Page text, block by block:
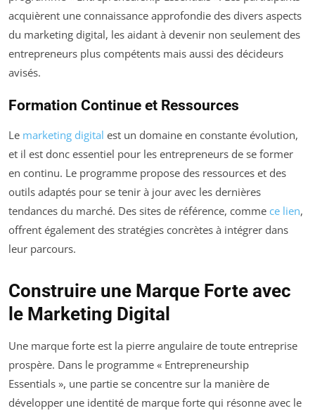
acquièrent une connaissance approfondie des divers aspects
du marketing digital, les aidant à devenir non seulement des
entrepreneurs plus compétents mais aussi des décideurs
avisés.
Formation Continue et Ressources
Le marketing digital est un domaine en constante évolution,
et il est donc essentiel pour les entrepreneurs de se former
en continu. Le programme propose des ressources et des
outils adaptés pour se tenir à jour avec les dernières
tendances du marché. Des sites de référence, comme ce lien,
offrent également des stratégies concrètes à intégrer dans
leur parcours.
Construire une Marque Forte avec
le Marketing Digital
Une marque forte est la pierre angulaire de toute entreprise
prospère. Dans le programme « Entrepreneurship
Essentials », une partie se concentre sur la manière de
développer une identité de marque forte qui résonne avec le